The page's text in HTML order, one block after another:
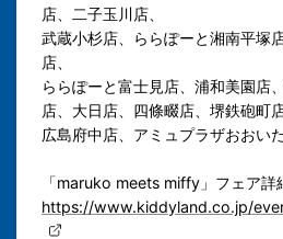
店、二子玉川店、
武蔵小杉店、ららぽーと湘南平塚
店、
ららぽーと富士見店、浦和美園店
店、大日店、四條畷店、堺鉄砲町店
広島府中店、アミュプラザおおい
「maruko meets miffy」フェア詳
https://www.kiddyland.co.jp/